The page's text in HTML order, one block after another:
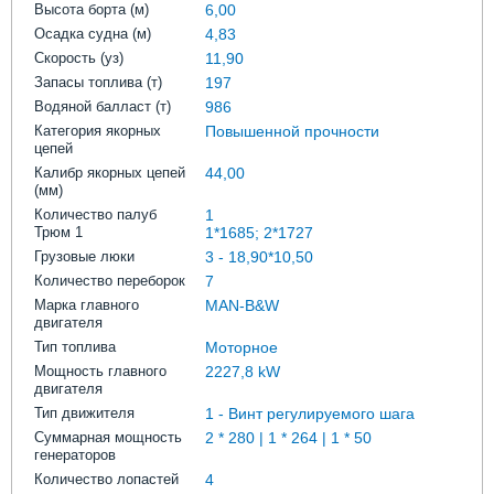
Высота борта (м) 6,00
Осадка судна (м) 4,83
Скорость (уз) 11,90
Запасы топлива (т) 197
Водяной балласт (т) 986
Категория якорных
цепей
Повышенной прочности
Калибр якорных цепей
(мм)
44,00
Количество палуб 1
Трюм 1 1*1685; 2*1727
Грузовые люки 3 - 18,90*10,50
Количество переборок 7
Марка главного
двигателя
MAN-B&W
Тип топлива Моторное
Мощность главного
двигателя
2227,8 kW
Тип движителя 1 - Винт регулируемого шага
Суммарная мощность
генераторов
2 * 280 | 1 * 264 | 1 * 50
Количество лопастей 4